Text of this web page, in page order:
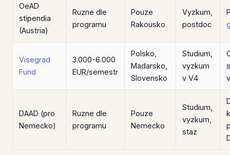
OeAD
stipendia
(Austria)
Ruzne dle
programu
Pouze
Rakousko
Vyzkum,
postdoc
Visegrad
Fund
3.000-6.000
EUR/semestr
Polsko,
Madarsko,
Slovensko
Studium,
vyzkum
v V4
DAAD (pro
Nemecko)
Ruzne dle
programu
Pouze
Nemecko
Studium,
vyzkum,
staz